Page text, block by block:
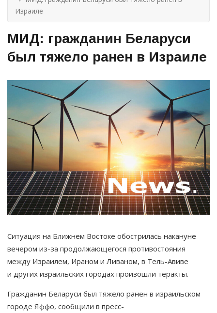
Израиле
МИД: гражданин Беларуси
был тяжело ранен в Израиле
Ситуация на Ближнем Востоке обострилась накануне
вечером из-за продолжающегося противостояния
между Израилем, Ираном и Ливаном, в Тель-Авиве
и других израильских городах произошли теракты.
Гражданин Беларуси был тяжело ранен в израильском
городе Яффо, сообщили в пресс-